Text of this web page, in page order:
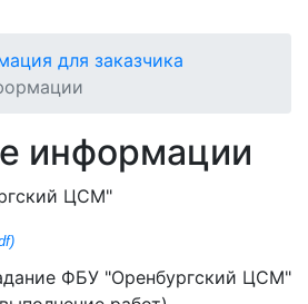
для заказчика
информации
ЦСМ"
ФБУ "Оренбургский ЦСМ"